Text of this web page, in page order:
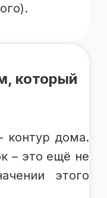
который
контур дома.
– это ещё не
этого